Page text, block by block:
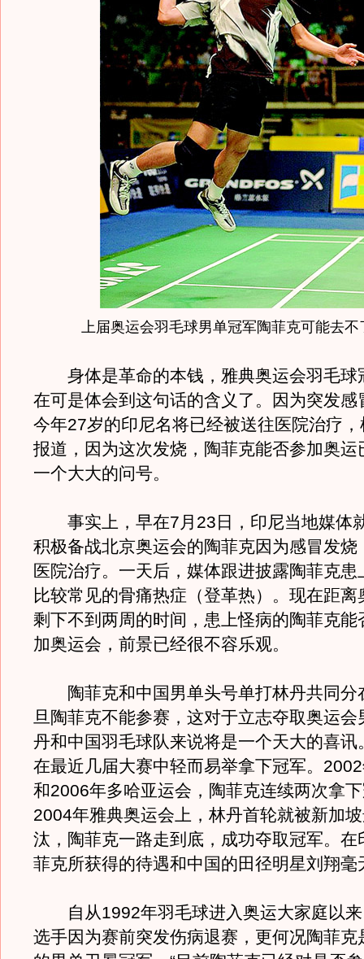
上届奥运会羽毛球男单冠军陶菲克可能去
身体是革命的本钱，雅典奥运会羽毛球
在可是体会到这句话的含义了。因为突发感
今年27岁的印尼名将已经被送往医院治疗
报道，因为这次发烧，陶菲克能否参加奥运
一个大大的问号。
事实上，早在7月23日，印尼当地媒体
积极备战北京奥运会的陶菲克因为感冒发烧
医院治疗。一天后，媒体跟进披露陶菲克患
比较常见的骨痛热症（登革热）。 现在距离
剩下不到两周的时间，患上怪病的陶菲克能
加奥运会，前景已经很不容乐观。
陶菲克和中国男单头号单打林丹共同分
旦陶菲克不能参赛，这对于立志夺取奥运会
丹和中国羽毛球队来说将是一个天大的喜讯
在最近几届大赛中轻而易举拿下冠军。
和2006年多哈亚运会，陶菲克连续两次拿
2004年雅典奥运会上，林丹首轮就被新加
汰，陶菲克一路走到底，成功夺取冠军。在
菲克所获得的待遇和中国的田径明星刘翔毫
自从1992年羽毛球进入奥运大家庭以来
选手因为赛前突发伤病退赛，更何况陶菲克